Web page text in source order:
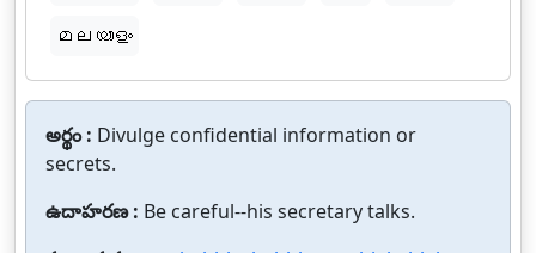
മലയാളം
అర్థం : Divulge confidential information or
secrets.
ఉదాహరణ : Be careful--his secretary talks.